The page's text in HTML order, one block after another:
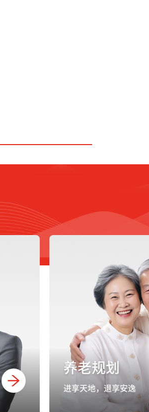
养老规划
进享天地，退享安逸